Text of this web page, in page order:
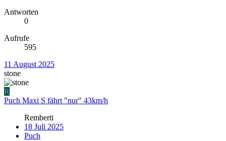
Antworten
0
Aufrufe
595
11 August 2025
stone
R
Puch Maxi S fährt "nur" 43km/h
Remberti
18 Juli 2025
Puch